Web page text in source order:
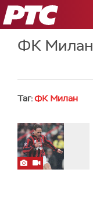
РТС
ФК Милан
Таг:ФК Милан